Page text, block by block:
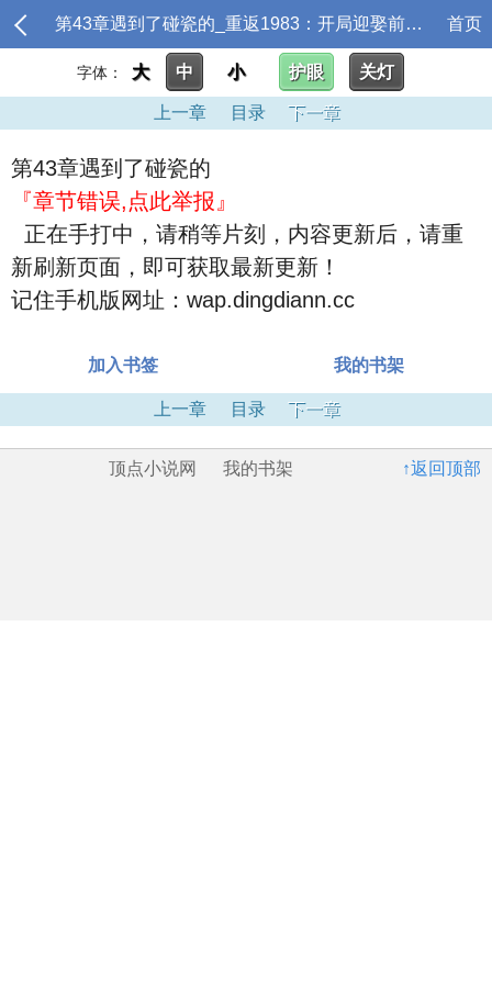
第43章遇到了碰瓷的_重返1983：开局迎娶前妻闺蜜 首页
字体： 大 中 小 护眼 关灯
上一章 目录 下一章
第43章遇到了碰瓷的
『章节错误,点此举报』
正在手打中，请稍等片刻，内容更新后，请重
新刷新页面，即可获取最新更新！
记住手机版网址：wap.dingdiann.cc
加入书签 我的书架
上一章 目录 下一章
↑返回顶部
顶点小说网 我的书架